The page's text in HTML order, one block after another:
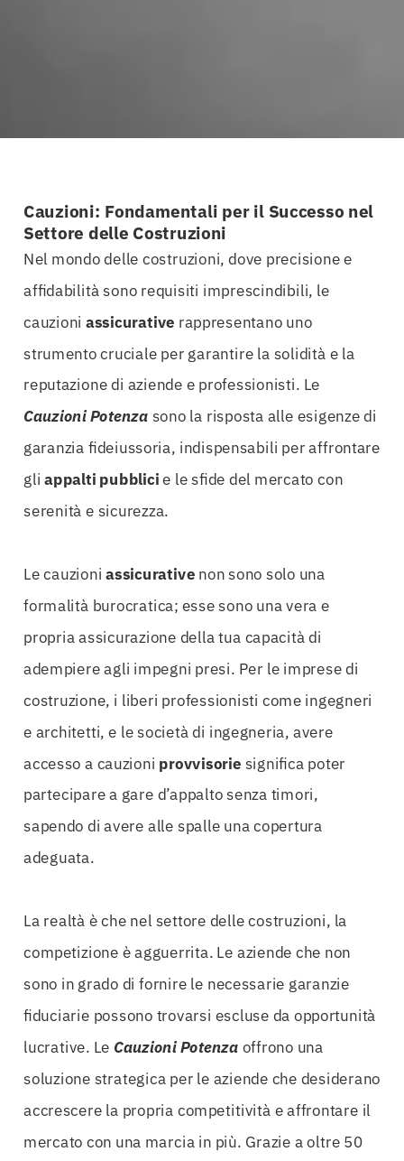
Cauzioni: Fondamentali per il Successo nel
Settore delle Costruzioni
Nel mondo delle costruzioni, dove precisione e
affidabilità sono requisiti imprescindibili, le
cauzioni assicurative rappresentano uno
strumento cruciale per garantire la solidità e la
reputazione di aziende e professionisti. Le
Cauzioni Potenza sono la risposta alle esigenze di
garanzia fideiussoria, indispensabili per affrontare
gliappalti pubblicie le sfide del mercato con
serenità e sicurezza.
Le cauzioniassicurative non sono solo una
formalità burocratica; esse sono una vera e
propria assicurazione della tua capacità di
adempiere agli impegni presi. Per le imprese di
costruzione, i liberi professionisti come ingegneri
e architetti, e le società di ingegneria, avere
accesso a cauzioni provvisorie significa poter
partecipare a gare d’appalto senza timori,
sapendo di avere alle spalle una copertura
adeguata.
La realtà è che nel settore delle costruzioni, la
competizione è agguerrita. Le aziende che non
sono in grado di fornire le necessarie garanzie
fiduciarie possono trovarsi escluse da opportunità
lucrative. Le Cauzioni Potenza offrono una
soluzione strategica per le aziende che desiderano
accrescere la propria competitività e affrontare il
mercato con una marcia in più. Grazie a oltre 50